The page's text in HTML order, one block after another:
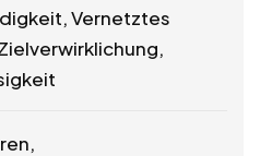
Vernetztes